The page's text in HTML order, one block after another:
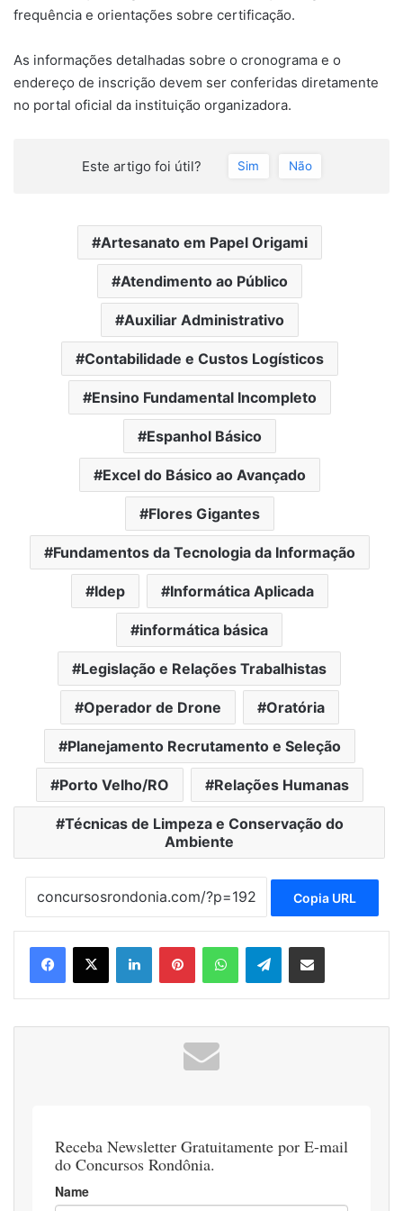
frequência e orientações sobre certificação.
As informações detalhadas sobre o cronograma e o
endereço de inscrição devem ser conferidas diretamente
no portal oficial da instituição organizadora.
Este artigo foi útil? Sim Não
Artesanato em Papel Origami
Atendimento ao Público
Auxiliar Administrativo
Contabilidade e Custos Logísticos
Ensino Fundamental Incompleto
Espanhol Básico
Excel do Básico ao Avançado
Flores Gigantes
Fundamentos da Tecnologia da Informação
Idep Informática Aplicada
informática básica
Legislação e Relações Trabalhistas
Operador de Drone Oratória
Planejamento Recrutamento e Seleção
Porto Velho/RO Relações Humanas
Técnicas de Limpeza e Conservação do
Ambiente
Copia URL
LinkedinPinterestWhatsAppTelegramCompartilhar via e-mail